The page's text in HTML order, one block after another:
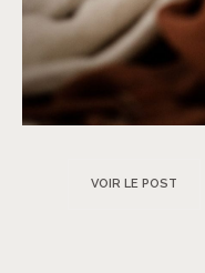
VOIR LE POST